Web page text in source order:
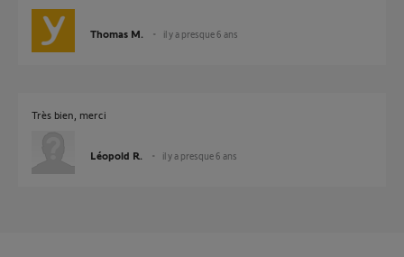
Thomas M. il y a presque 6 ans
Très bien, merci
Léopold R. il y a presque 6 ans